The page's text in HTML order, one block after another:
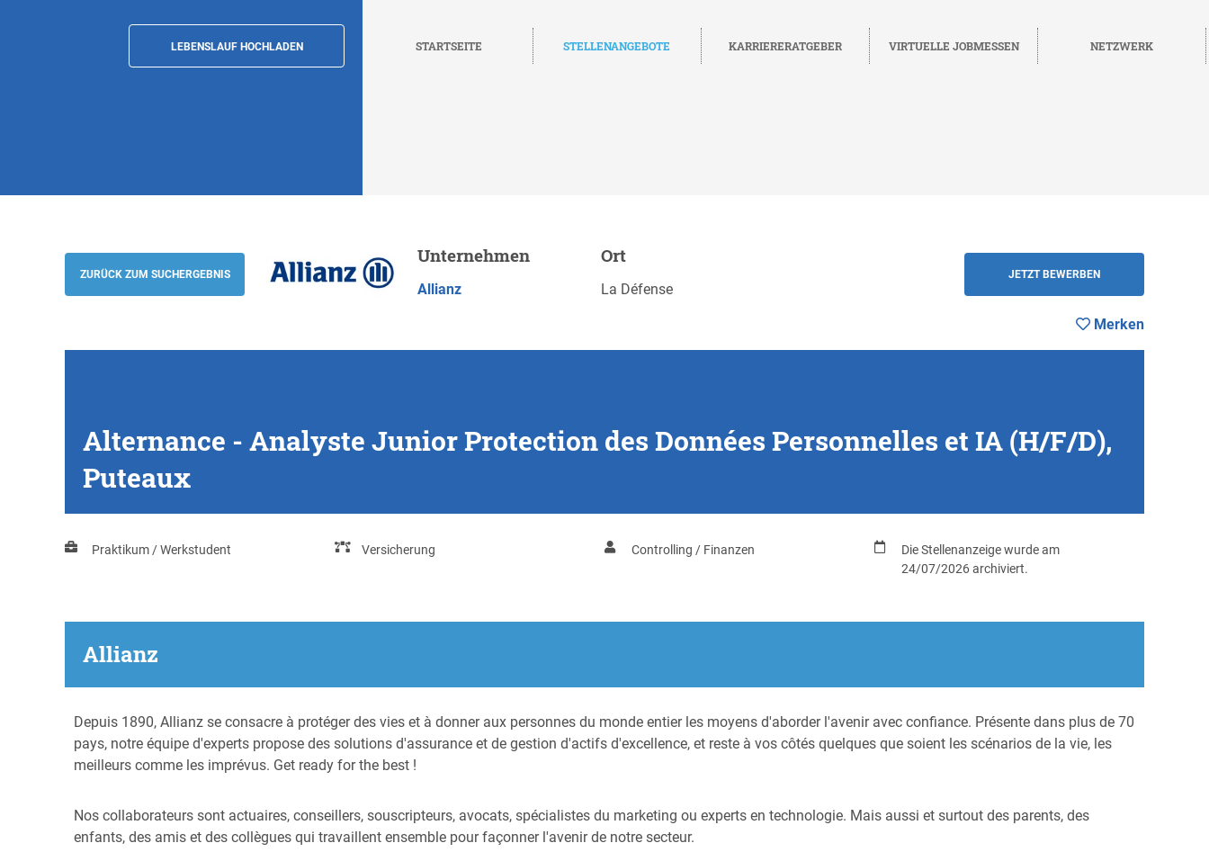
LEBENSLAUF HOCHLADEN STARTSEITE STELLENANGEBOTE KARRIERERATGEBER VIRTUELLE JOBMESSEN NETZWERK
et IA (H/F/D), Puteaux
Allianz
ZURÜCK ZUM SUCHERGEBNIS
Unternehmen
Allianz
Ort
La Défense
JETZT BEWERBEN
Merken
Alternance - Analyste Junior Protection des Données Personnelles et IA (H/F/D),
Puteaux
Praktikum / Werkstudent Versicherung Controlling / Finanzen
Die Stellenanzeige wurde am
24/07/2026 archiviert.
Allianz
Depuis 1890, Allianz se consacre à protéger des vies et à donner aux personnes du monde entier les moyens d'aborder l'avenir avec confiance. Présente dans plus de 70
pays, notre équipe d'experts propose des solutions d'assurance et de gestion d'actifs d'excellence, et reste à vos côtés quelques que soient les scénarios de la vie, les
meilleurs comme les imprévus. Get ready for the best !
Nos collaborateurs sont actuaires, conseillers, souscripteurs, avocats, spécialistes du marketing ou experts en technologie. Mais aussi et surtout des parents, des
enfants, des amis et des collègues qui travaillent ensemble pour façonner l'avenir de notre secteur.